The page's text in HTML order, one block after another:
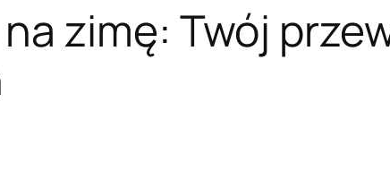
zimę: Twój